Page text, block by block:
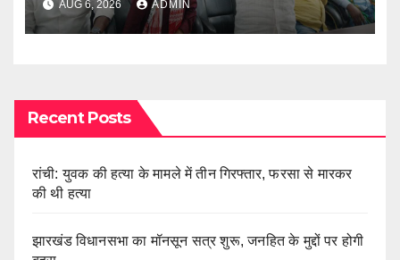
AUG 6, 2026 ADMIN
Recent Posts
रांची: युवक की हत्या के मामले में तीन गिरफ्तार, फरसा से मारकर
की थी हत्या
झारखंड विधानसभा का मॉनसून सत्र शुरू, जनहित के मुद्दों पर होगी